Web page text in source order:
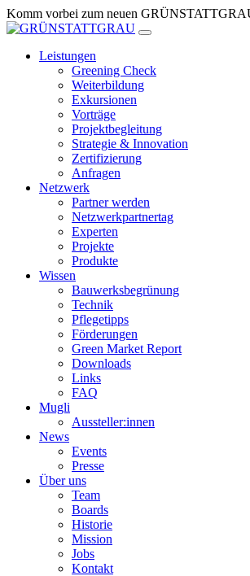
Zum
Inhalt
Komm vorbei zum neuen
Leistungen
Greening Check
Weiterbildung
Exkursionen
Vorträge
Projektbegleitung
Strategie & Innovation
Zertifizierung
Anfragen
Netzwerk
Partner werden
Netzwerkpartnertag
Experten
Projekte
Produkte
Wissen
Bauwerksbegrünung
Technik
Pflegetipps
Förderungen
Green Market Report
Downloads
Links
FAQ
Mugli
Aussteller:innen
News
Events
Presse
Über uns
Team
Boards
Historie
Mission
Jobs
Kontakt